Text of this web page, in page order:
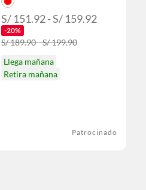
S/ 151.92 - S/ 159.92
-20%
S/ 189.90 - S/ 199.90
Llega mañana
Retira mañana
Patrocinado